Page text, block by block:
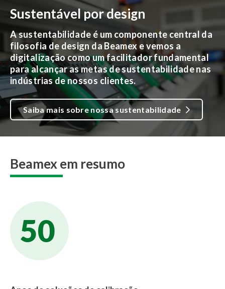
Sustentável por design
A sustentabilidade é um componente central da
filosofia de design da Beamex e vemos a
digitalização como um facilitador fundamental
para alcançar as metas de sustentabilidade nas
indústrias de nossos clientes.
Saiba mais sobre nossa sustentabilidade
Beamex em resumo
50